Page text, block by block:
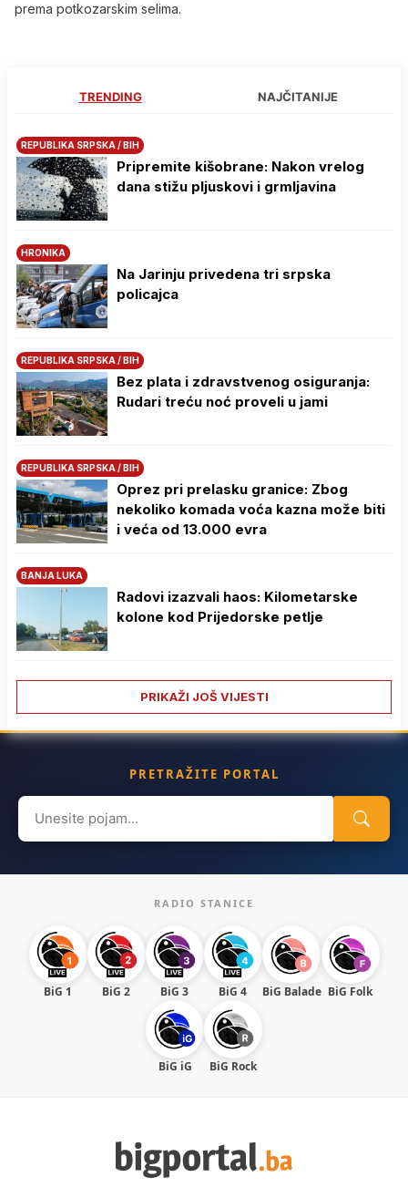
prema potkozarskim selima.
TRENDING NAJČITANIJE
REPUBLIKA SRPSKA / BIH
Pripremite kišobrane: Nakon vrelog
dana stižu pljuskovi i grmljavina
HRONIKA
Na Јarinju privedena tri srpska
policajca
REPUBLIKA SRPSKA / BIH
Bez plata i zdravstvenog osiguranja:
Rudari treću noć proveli u jami
REPUBLIKA SRPSKA / BIH
Oprez pri prelasku granice: Zbog
nekoliko komada voća kazna može biti
i veća od 13.000 evra
BANJA LUKA
Radovi izazvali haos: Kilometarske
kolone kod Prijedorske petlje
PRIKAŽI JOŠ VIJESTI
PRETRAŽITE PORTAL
Search
for:
RADIO STANICE
BiG 1 BiG 2 BiG 3 BiG 4 BiG Balade BiG Folk
BiG iG BiG Rock